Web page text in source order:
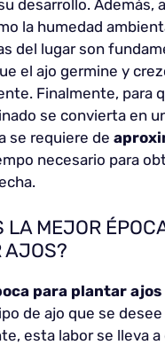
desarrollo. Además,
la humedad
del lugar son
el ajo germine y
Finalmente, para
se convierta en
se requiere de
necesario para
LA MEJOR
AJOS?
para plantar ajos
de ajo que se
esta labor se lleva a